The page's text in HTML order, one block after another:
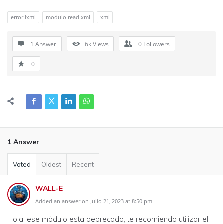
error lxml modulo read xml xml
1 Answer 6kViews 0 Followers
0
1 Answer
Voted Oldest Recent
WALL-E
Added an answer on Julio 21, 2023 at 8:50 pm
Hola, ese módulo esta deprecado, te recomiendo utilizar el